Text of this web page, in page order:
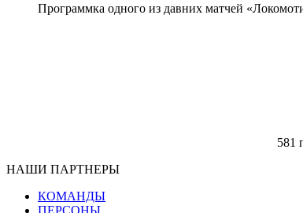
Программка одного из давних матчей
581
НАШИ ПАРТНЕРЫ
КОМАНДЫ
ПЕРСОНЫ